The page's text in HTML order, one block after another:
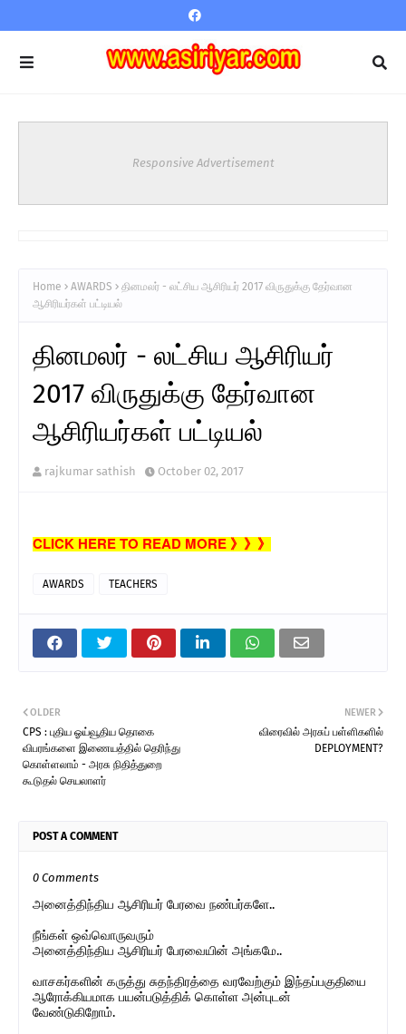
Responsive Advertisement
Home AWARDS
தினமலர் - லட்சிய ஆசிரியர் 2017 விருதுக்கு தேர்வான
ஆசிரியர்கள் பட்டியல்
தினமலர் - லட்சிய ஆசிரியர்
2017 விருதுக்கு தேர்வான
ஆசிரியர்கள் பட்டியல்
rajkumar sathish October 02, 2017
CLICK HERE TO READ MORE 》》》
AWARDS TEACHERS
NEWER
விரைவில் அரசுப் பள்ளிகளில்
DEPLOYMENT?
OLDER
CPS : புதிய ஓய்வூதிய தொகை
விபரங்களை இணையத்தில் தெரிந்து
கொள்ளலாம் - அரசு நிதித்துறை
கூடுதல் செயலாளர்
POST A COMMENT
0 Comments
அனைத்திந்திய ஆசிரியர் பேரவை நண்பர்களே..
நீங்கள் ஒவ்வொருவரும்
அனைத்திந்திய ஆசிரியர் பேரவையின் அங்கமே..
வாசகர்களின் கருத்து சுதந்திரத்தை வரவேற்கும் இந்தப்பகுதியை
ஆரோக்கியமாக பயன்படுத்திக் கொள்ள அன்புடன்
வேண்டுகிறோம்.